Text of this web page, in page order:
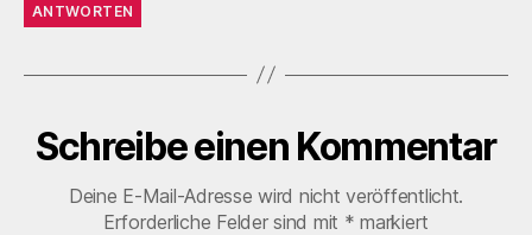
ANTWORTEN
Schreibe einen Kommentar
Deine E-Mail-Adresse wird nicht veröffentlicht.
Erforderliche Felder sind mit * markiert